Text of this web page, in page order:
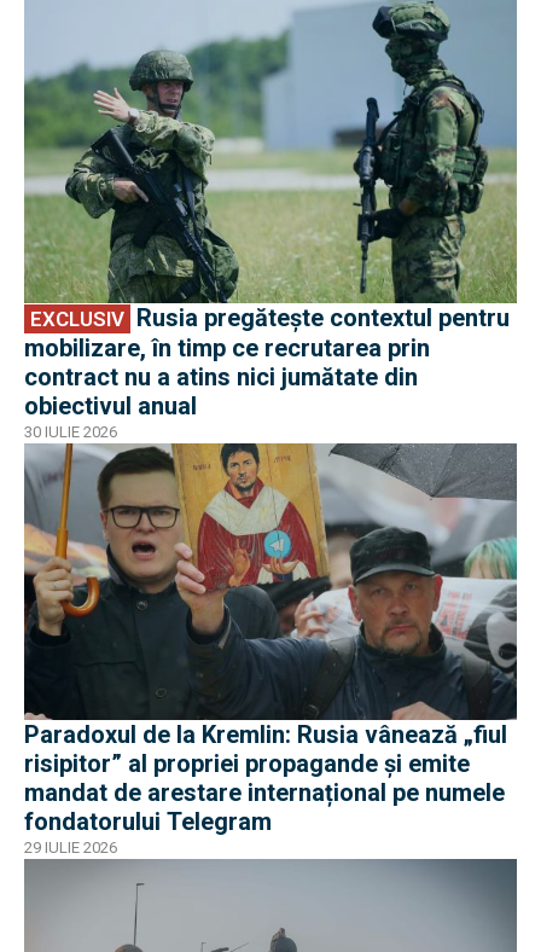
EXCLUSIV
mobilizare, în timp ce recrutarea prin
contract nu a atins nici jumătate din
obiectivul anual
30 IULIE 2026
Paradoxul de la Kremlin: Rusia vânează „fiul
risipitor” al propriei propagande și emite
mandat de arestare internațional pe numele
fondatorului Telegram
29 IULIE 2026